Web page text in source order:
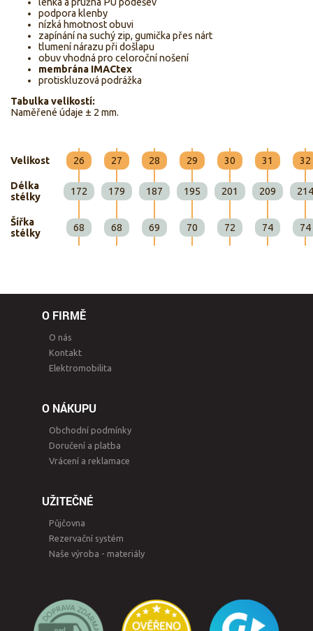
podpora klenby
nízká hmotnost obuvi
zapínání na suchý zip, gumička přes nárt
tlumení nárazu při došlapu
obuv vhodná pro celoroční nošení
membrána IMACtex
protiskluzová podrážka
Tabulka velikostí:
Naměřené údaje ± 2 mm.
Velikost 26 27 28 29 30 31 32
Délka
stélky
172 179 187 195 201 209 214
Šířka
stélky
68 68 69 70 72 74 74
O FIRMĚ
O nás
Kontakt
Elektromobilita
O NÁKUPU
Obchodní podmínky
Doručení a platba
Vrácení a reklamace
UŽITEČNÉ
Půjčovna
Rezervační systém
Naše výroba - materiály